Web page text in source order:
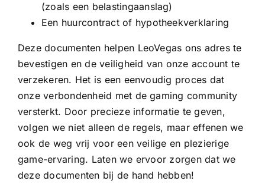
(zoals een belastingaanslag)
Een huurcontract of hypotheekverklaring
Deze documenten helpen LeoVegas ons adres te
bevestigen en de veiligheid van onze account te
verzekeren. Het is een eenvoudig proces dat
onze verbondenheid met de gaming community
versterkt. Door precieze informatie te geven,
volgen we niet alleen de regels, maar effenen we
ook de weg vrij voor een veilige en plezierige
game-ervaring. Laten we ervoor zorgen dat we
deze documenten bij de hand hebben!